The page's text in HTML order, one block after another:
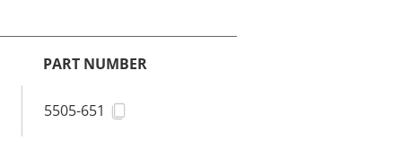
PART NUMBER
5505-651